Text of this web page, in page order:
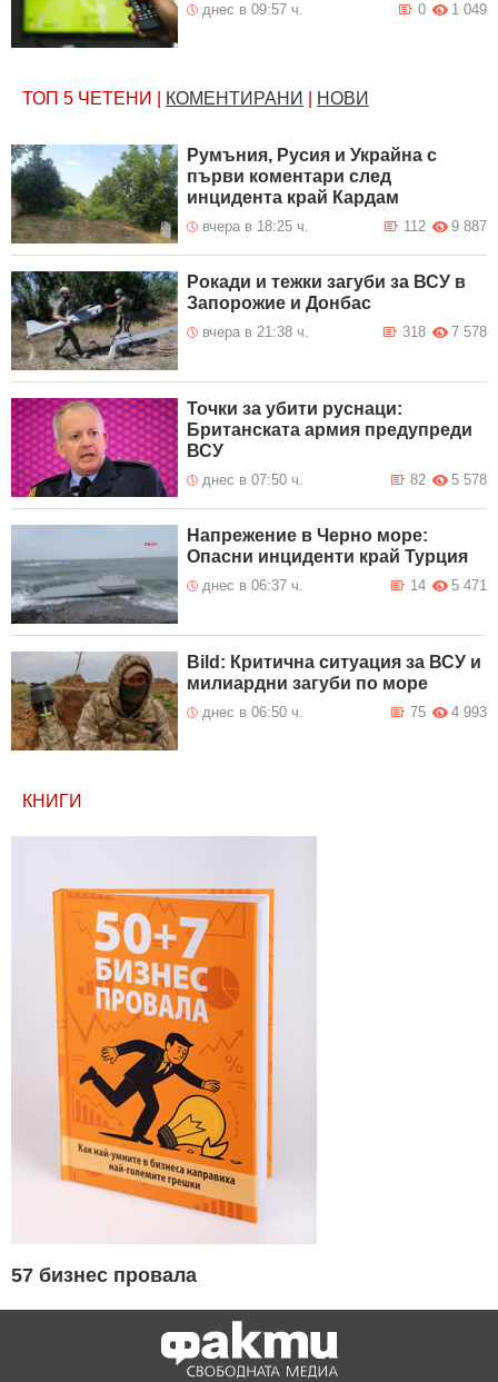
днес в 09:57 ч. 1 049
0
ТОП 5 ЧЕТЕНИ КОМЕНТИРАНИ НОВИ
Румъния, Русия и Украйна с
първи коментари след
инцидента край Кардам
вчера в 18:25 ч. 9 887
112
Рокади и тежки загуби за ВСУ в
Запорожие и Донбас
вчера в 21:38 ч. 7 578
318
Точки за убити руснаци:
Британската армия предупреди
ВСУ
днес в 07:50 ч. 5 578
82
Напрежение в Черно море:
Опасни инциденти край Турция
днес в 06:37 ч. 5 471
14
Bild: Критична ситуация за ВСУ и
милиардни загуби по море
днес в 06:50 ч. 4 993
75
КНИГИ
57 бизнес провала